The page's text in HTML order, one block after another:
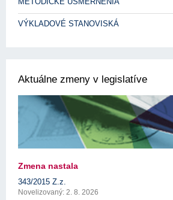
VÝKLADOVÉ STANOVISKÁ
Aktuálne zmeny v legislatíve
Zmena nastala
343/2015 Z.z.
Novelizovaný: 2. 8. 2026